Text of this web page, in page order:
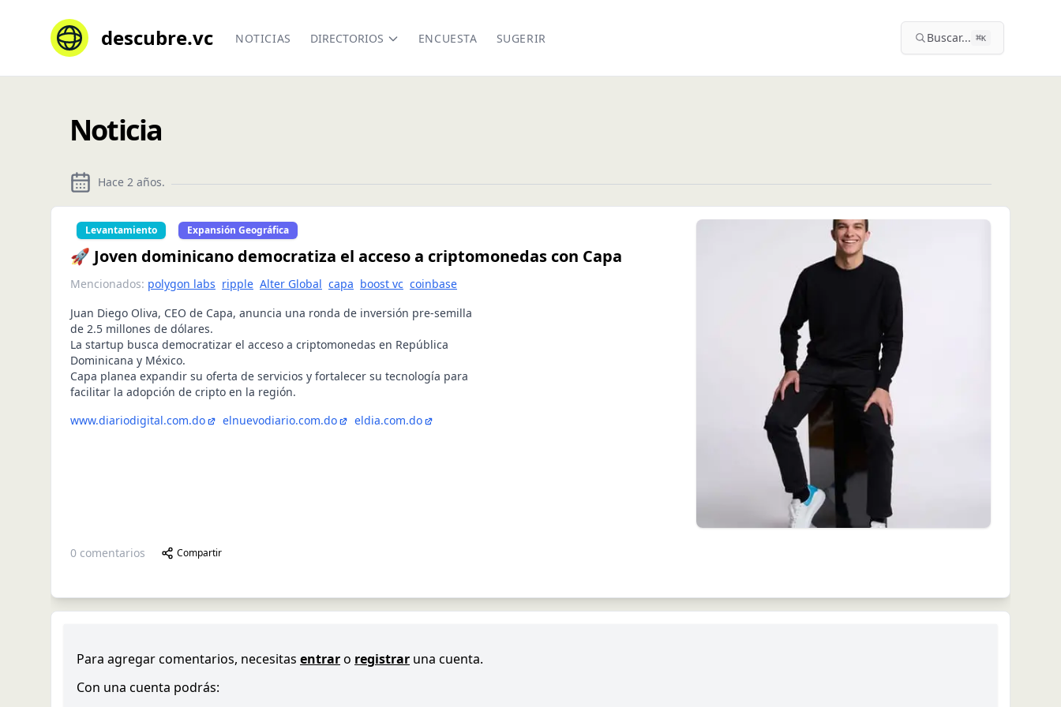
descubre.vc NOTICIAS DIRECTORIOS ENCUESTA SUGERIR Buscar... ⌘K
Noticia
Hace 2 años.
Levantamiento Expansión Geográfica
🚀 Joven dominicano democratiza el acceso a criptomonedas con Capa
Mencionados: polygon labs ripple Alter Global capa boost vc coinbase
Juan Diego Oliva, CEO de Capa, anuncia una ronda de inversión pre-semilla
de 2.5 millones de dólares.
La startup busca democratizar el acceso a criptomonedas en República
Dominicana y México.
Capa planea expandir su oferta de servicios y fortalecer su tecnología para
facilitar la adopción de cripto en la región.
www.diariodigital.com.do
elnuevodiario.com.do eldia.com.do
0 comentarios Compartir
Para agregar comentarios, necesitas entraro registrar una cuenta.
Con una cuenta podrás: